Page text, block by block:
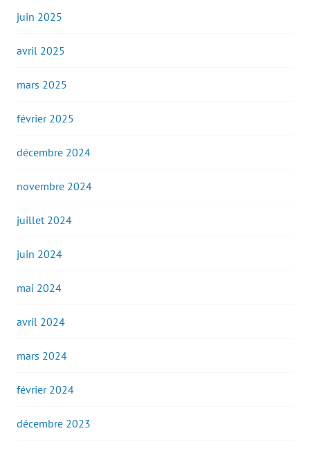
juin 2025
avril 2025
mars 2025
février 2025
décembre 2024
novembre 2024
juillet 2024
juin 2024
mai 2024
avril 2024
mars 2024
février 2024
décembre 2023